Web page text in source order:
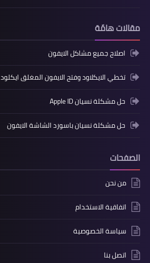
مقالات هامّة
اصلاح جميع مشاكل الايفون
تخطي الايكلاود وفتح الايفون المغلق ايكلود
حل مشكلة نسيان Apple ID
حل مشكلة نسيان باسورد الشاشة الايفون
الصفحات
من نحن
اتفاقية الاستخدام
سياسة الخصوصية
اتصل بنا